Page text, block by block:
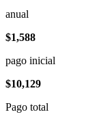
anual
$1,588
pago inicial
$10,129
Pago total